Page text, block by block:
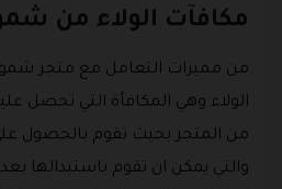
مكافآت الولاء من
من مميزات التعامل مع متجر
الولاء وهي المكافأة التي تحصل
من المتجر بحيث تقوم بالحصول
والتي يمكن ان تقوم باستبدالها